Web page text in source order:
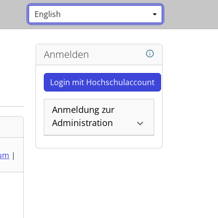
Sprache:
|
Anmelden
Login mit Hochschulaccount
Anmeldung zur
Administration